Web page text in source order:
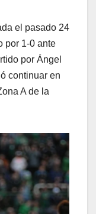
el pasado 24
por 1-0 ante
por Ángel
continuar en
A de la